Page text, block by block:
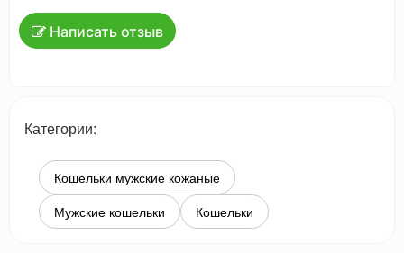
Написать отзыв
Категории:
Кошельки мужские кожаные
Мужские кошельки
Кошельки